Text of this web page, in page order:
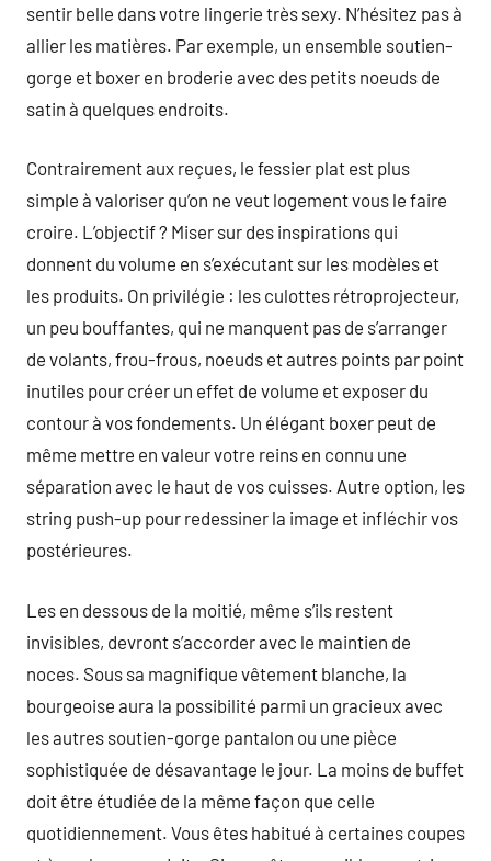
sentir belle dans votre lingerie très sexy. N’hésitez pas à
allier les matières. Par exemple, un ensemble soutien-
gorge et boxer en broderie avec des petits noeuds de
satin à quelques endroits.
Contrairement aux reçues, le fessier plat est plus
simple à valoriser qu’on ne veut logement vous le faire
croire. L’objectif ? Miser sur des inspirations qui
donnent du volume en s’exécutant sur les modèles et
les produits. On privilégie : les culottes rétroprojecteur,
un peu bouffantes, qui ne manquent pas de s’arranger
de volants, frou-frous, noeuds et autres points par point
inutiles pour créer un effet de volume et exposer du
contour à vos fondements. Un élégant boxer peut de
même mettre en valeur votre reins en connu une
séparation avec le haut de vos cuisses. Autre option, les
string push-up pour redessiner la image et infléchir vos
postérieures.
Les en dessous de la moitié, même s’ils restent
invisibles, devront s’accorder avec le maintien de
noces. Sous sa magnifique vêtement blanche, la
bourgeoise aura la possibilité parmi un gracieux avec
les autres soutien-gorge pantalon ou une pièce
sophistiquée de désavantage le jour. La moins de buffet
doit être étudiée de la même façon que celle
quotidiennement. Vous êtes habitué à certaines coupes